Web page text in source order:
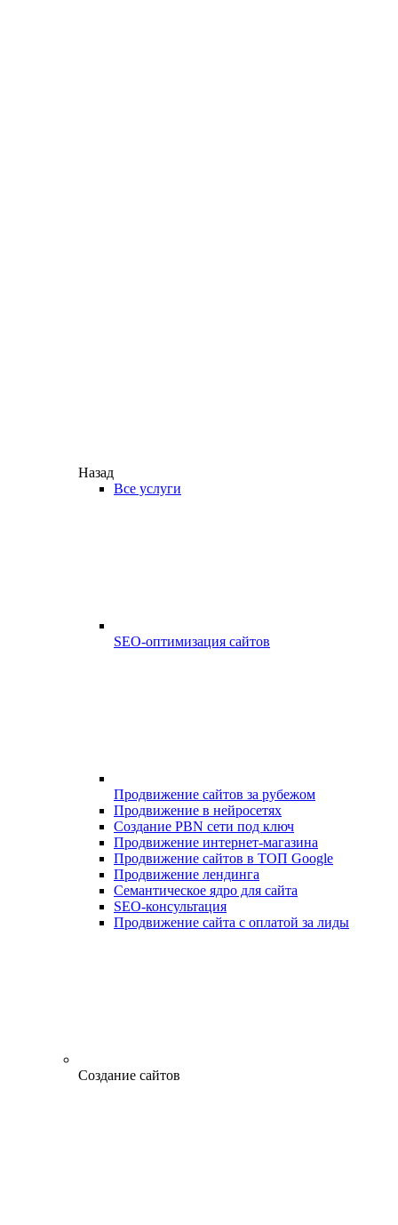
Назад
Все услуги
SEO-оптимизация сайтов
Продвижение сайтов за рубежом
Продвижение в нейросетях
Создание PBN сети под ключ
Продвижение интернет-магазина
Продвижение сайтов в ТОП Google
Продвижение лендинга
Семантическое ядро для сайта
SEO-консультация
Продвижение сайта с оплатой за лиды
Создание сайтов